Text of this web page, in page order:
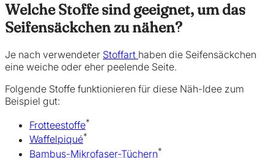
Welche Stoffe sind geeignet, um das
Seifensäckchen zu nähen?
Je nach verwendeter Stoffart haben die Seifensäckchen
eine weiche oder eher peelende Seite.
Folgende Stoffe funktionieren für diese Näh-Idee zum
Beispiel gut:
Frotteestoffe*
Waffelpiqué*
Bambus-Mikrofaser-Tüchern*